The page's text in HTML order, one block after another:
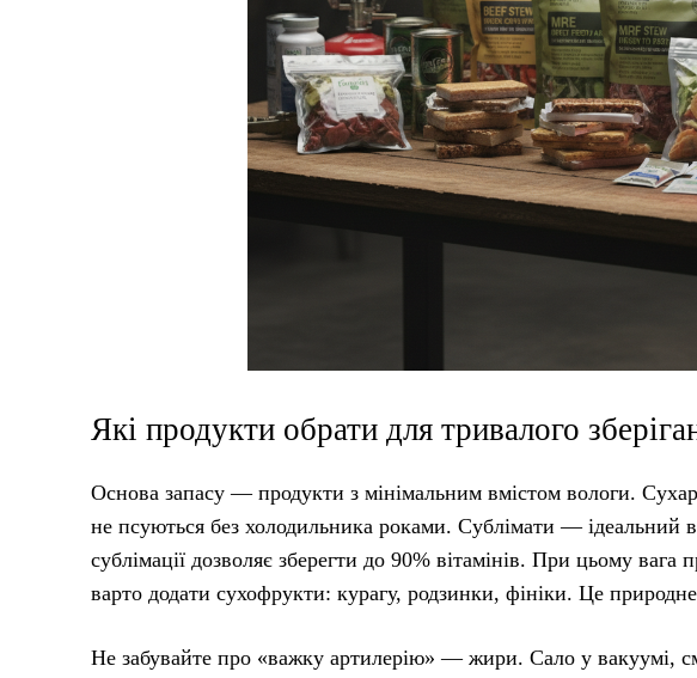
Які продукти обрати для тривалого
Основа запасу — продукти з мінімальним вмістом вологи.
не псуються без холодильника роками. Сублімати — ідеальний
сублімації дозволяє зберегти до 90% вітамінів. При цьому вага
варто додати сухофрукти: курагу, родзинки, фініки. Це
Не забувайте про «важку артилерію» — жири. Сало у вакуумі,